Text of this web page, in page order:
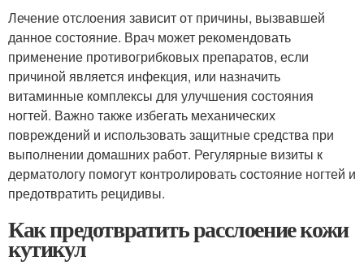
Лечение отслоения зависит от причины, вызвавшей
данное состояние. Врач может рекомендовать
применение противогрибковых препаратов, если
причиной является инфекция, или назначить
витаминные комплексы для улучшения состояния
ногтей. Важно также избегать механических
повреждений и использовать защитные средства при
выполнении домашних работ. Регулярные визиты к
дерматологу помогут контролировать состояние ногтей и
предотвратить рецидивы.
Как предотвратить расслоение кожи
кутикул